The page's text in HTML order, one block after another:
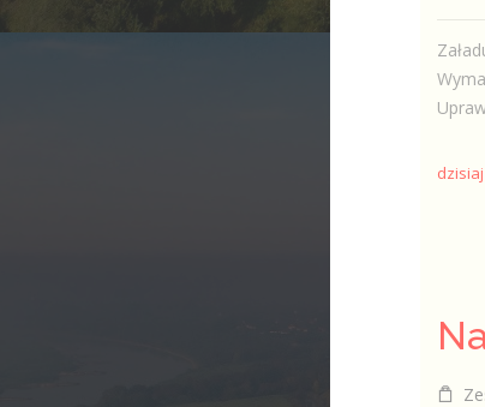
dzisiaj